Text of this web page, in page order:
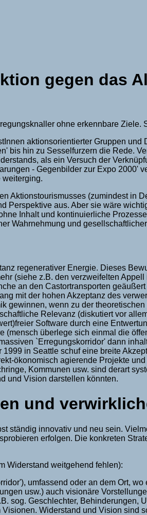
gegen das
ohne erkennbare Ziele.
aktionsorientierter Gruppen
bis hin zu Sesselfurzern die Rede.
als ein Versuch der
- Gegenbilder zur Expo 2000'
weiterging.
Aktionstourismusses (zumindest in
Perspektive aus. Aber sie wäre
Inhalt und kontinuierliche
Wahrnehmung und
regenerativer Energie. Dieses
(siehe z.B. den verzweifelten
an den Castortransporten
mit der hohen Akzeptanz des
gewinnen, wenn zu der
Relevanz (diskutiert vor
Software durch eine
überlege sich einmal die
`Erregungskorridor' dann
in Seattle schuf eine breite
ökonomisch agierende Projekte
Kommunen usw. sind derart
und Vision darstellen könnten.
und
ständig innovativ und neu sein.
erfolgen. Die konkreten
Widerstand weitgehend fehlen):
umfassend oder an dem Ort,
usw.) auch visionäre
sog. Geschlechter, Behinderungen,
Widerstand und Vision sind